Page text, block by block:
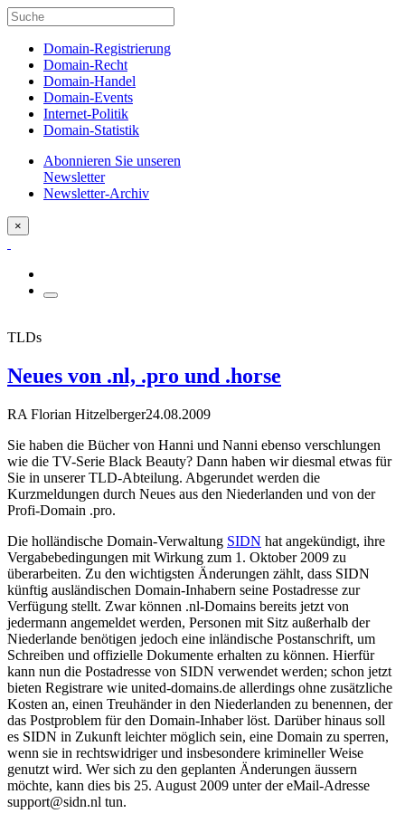
Domain-Registrierung
Domain-Recht
Domain-Handel
Domain-Events
Internet-Politik
Domain-Statistik
Abonnieren Sie unseren
Newsletter
Newsletter-Archiv
×
TLDs
Neues von .nl, .pro und .horse
RA Florian Hitzelberger24.08.2009
Sie haben die Bücher von Hanni und Nanni ebenso verschlungen
wie die TV-Serie Black Beauty? Dann haben wir diesmal etwas für
Sie in unserer TLD-Abteilung. Abgerundet werden die
Kurzmeldungen durch Neues aus den Niederlanden und von der
Profi-Domain .pro.
Die holländische Domain-Verwaltung SIDN hat angekündigt, ihre
Vergabebedingungen mit Wirkung zum 1. Oktober 2009 zu
überarbeiten. Zu den wichtigsten Änderungen zählt, dass SIDN
künftig ausländischen Domain-Inhabern seine Postadresse zur
Verfügung stellt. Zwar können .nl-Domains bereits jetzt von
jedermann angemeldet werden, Personen mit Sitz außerhalb der
Niederlande benötigen jedoch eine inländische Postanschrift, um
Schreiben und offizielle Dokumente erhalten zu können. Hierfür
kann nun die Postadresse von SIDN verwendet werden; schon jetzt
bieten Registrare wie united-domains.de allerdings ohne zusätzliche
Kosten an, einen Treuhänder in den Niederlanden zu benennen, der
das Postproblem für den Domain-Inhaber löst. Darüber hinaus soll
es SIDN in Zukunft leichter möglich sein, eine Domain zu sperren,
wenn sie in rechtswidriger und insbesondere krimineller Weise
genutzt wird. Wer sich zu den geplanten Änderungen äussern
möchte, kann dies bis 25. August 2009 unter der eMail-Adresse
support@sidn.nl tun.